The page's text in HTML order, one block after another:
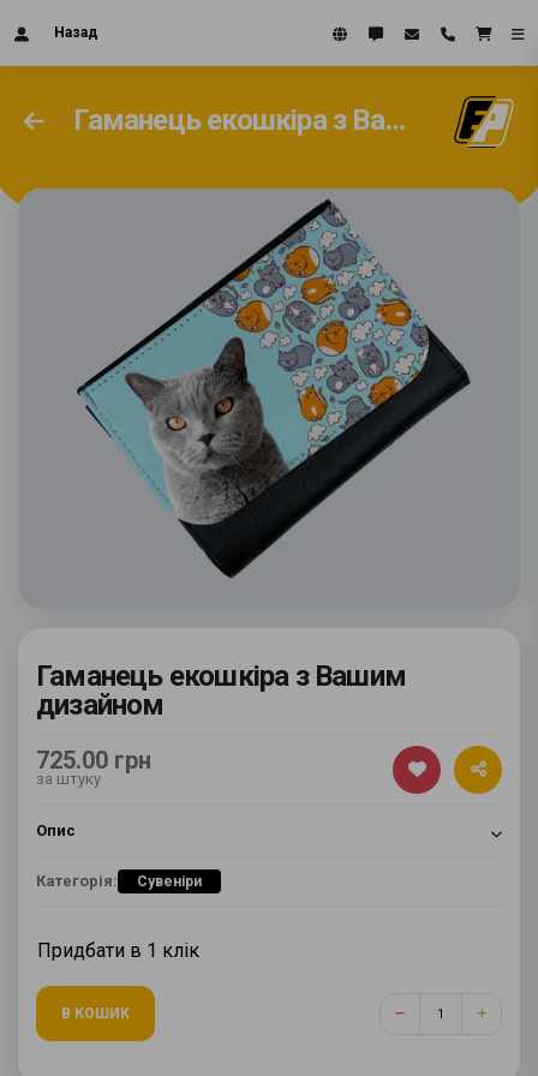
Назад
Гаманець екошкіра з Вашим дизайном
Гаманець екошкіра з Вашим
дизайном
725.00 грн
за штуку
Опис
Категорія: Сувеніри
Придбати в 1 клік
В КОШИК